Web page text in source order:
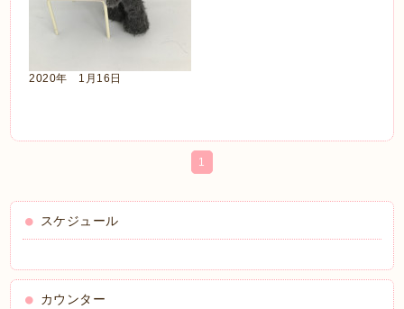
2020年 1月16日
1
スケジュール
カウンター